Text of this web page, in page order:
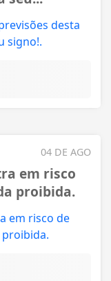
04 DE AGO
em risco
proibida.